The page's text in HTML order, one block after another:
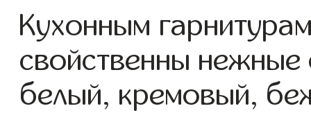
Кухонным
свойственны нежные
белый, кремовый,